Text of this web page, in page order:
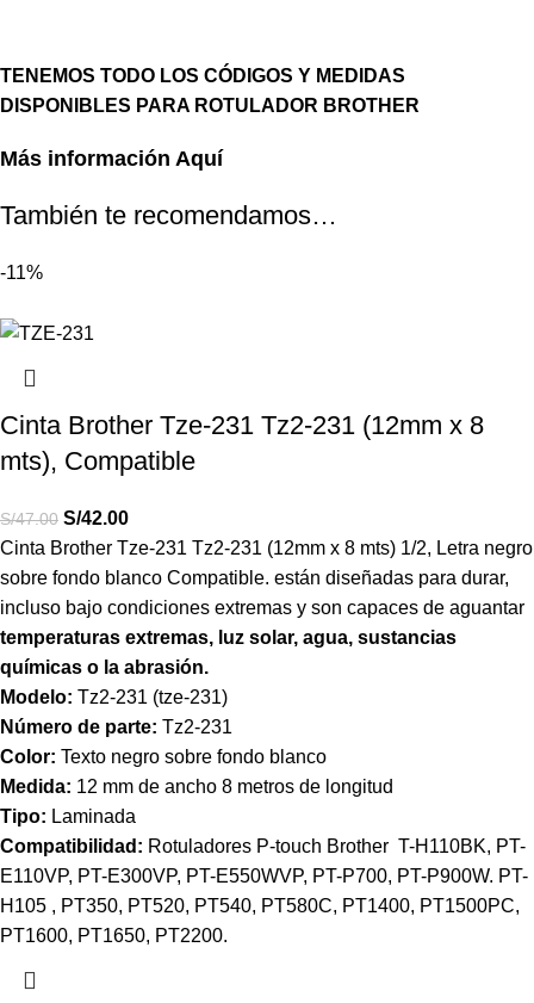
TENEMOS TODO LOS CÓDIGOS Y MEDIDAS
DISPONIBLES PARA ROTULADOR BROTHER
Más información Aquí
También te recomendamos…
-11%
Cinta Brother Tze-231 Tz2-231 (12mm x 8
mts), Compatible
S/47.00 S/42.00
Cinta Brother Tze-231 Tz2-231 (12mm x 8 mts) 1/2, Letra negro
sobre fondo blanco Compatible. están diseñadas para durar,
incluso bajo condiciones extremas y son capaces de aguantar
temperaturas extremas, luz solar, agua, sustancias
químicas o la abrasión.
Modelo: Tz2-231 (tze-231)
Número de parte: Tz2-231
Color: Texto negro sobre fondo blanco
Medida: 12 mm de ancho 8 metros de longitud
Tipo: Laminada
Compatibilidad: Rotuladores P-touch Brother T-H110BK, PT-
E110VP, PT-E300VP, PT-E550WVP, PT-P700, PT-P900W. PT-
H105 , PT350, PT520, PT540, PT580C, PT1400, PT1500PC,
PT1600, PT1650, PT2200.